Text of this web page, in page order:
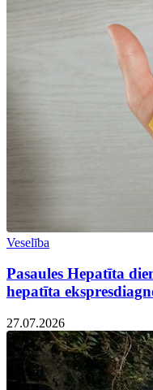
Veselība
Pasaules Hepatīta
hepatīta
27.07.2026